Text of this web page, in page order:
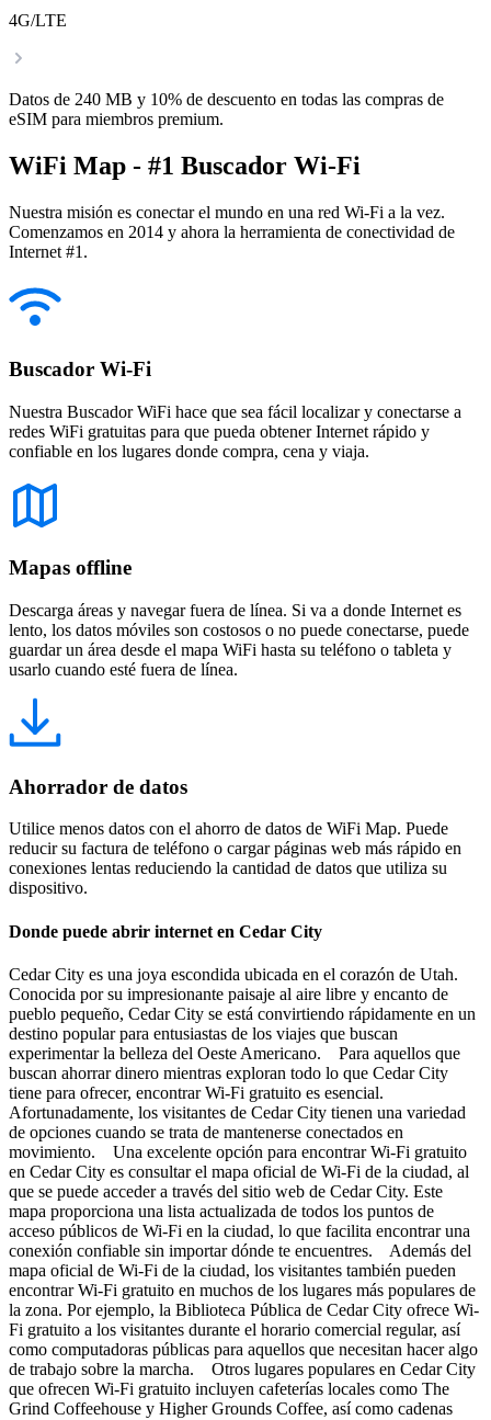
4G/LTE
Datos de 240 MB y 10% de descuento en todas las compras de
eSIM para miembros premium.
WiFi Map - #1 Buscador Wi-Fi
Nuestra misión es conectar el mundo en una red Wi-Fi a la vez.
Comenzamos en 2014 y ahora la herramienta de conectividad de
Internet #1.
Buscador Wi-Fi
Nuestra Buscador WiFi hace que sea fácil localizar y conectarse a
redes WiFi gratuitas para que pueda obtener Internet rápido y
confiable en los lugares donde compra, cena y viaja.
Mapas offline
Descarga áreas y navegar fuera de línea. Si va a donde Internet es
lento, los datos móviles son costosos o no puede conectarse, puede
guardar un área desde el mapa WiFi hasta su teléfono o tableta y
usarlo cuando esté fuera de línea.
Ahorrador de datos
Utilice menos datos con el ahorro de datos de WiFi Map. Puede
reducir su factura de teléfono o cargar páginas web más rápido en
conexiones lentas reduciendo la cantidad de datos que utiliza su
dispositivo.
Donde puede abrir internet en Cedar City
Cedar City es una joya escondida ubicada en el corazón de Utah.
Conocida por su impresionante paisaje al aire libre y encanto de
pueblo pequeño, Cedar City se está convirtiendo rápidamente en un
destino popular para entusiastas de los viajes que buscan
experimentar la belleza del Oeste Americano. Para aquellos que
buscan ahorrar dinero mientras exploran todo lo que Cedar City
tiene para ofrecer, encontrar Wi-Fi gratuito es esencial.
Afortunadamente, los visitantes de Cedar City tienen una variedad
de opciones cuando se trata de mantenerse conectados en
movimiento. Una excelente opción para encontrar Wi-Fi gratuito
en Cedar City es consultar el mapa oficial de Wi-Fi de la ciudad, al
que se puede acceder a través del sitio web de Cedar City. Este
mapa proporciona una lista actualizada de todos los puntos de
acceso públicos de Wi-Fi en la ciudad, lo que facilita encontrar una
conexión confiable sin importar dónde te encuentres. Además del
mapa oficial de Wi-Fi de la ciudad, los visitantes también pueden
encontrar Wi-Fi gratuito en muchos de los lugares más populares de
la zona. Por ejemplo, la Biblioteca Pública de Cedar City ofrece Wi-
Fi gratuito a los visitantes durante el horario comercial regular, así
como computadoras públicas para aquellos que necesitan hacer algo
de trabajo sobre la marcha. Otros lugares populares en Cedar City
que ofrecen Wi-Fi gratuito incluyen cafeterías locales como The
Grind Coffeehouse y Higher Grounds Coffee, así como cadenas